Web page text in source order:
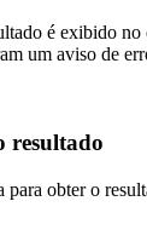
é exibido no
um aviso de
resultado
para obter o